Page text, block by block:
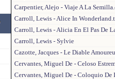
Carpentier, Alejo - Viaje A La
Carroll, Lewis - Alice In
Carroll, Lewis - Alicia En El Pas De
Carroll, Lewis - Sylvie
Cazotte, Jacques - Le Diable
Cervantes, Miguel De - Celoso
Cervantes, Miguel De - Coloquio De